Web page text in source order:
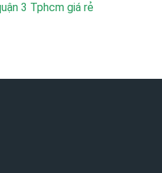
3 Tphcm giá rẻ